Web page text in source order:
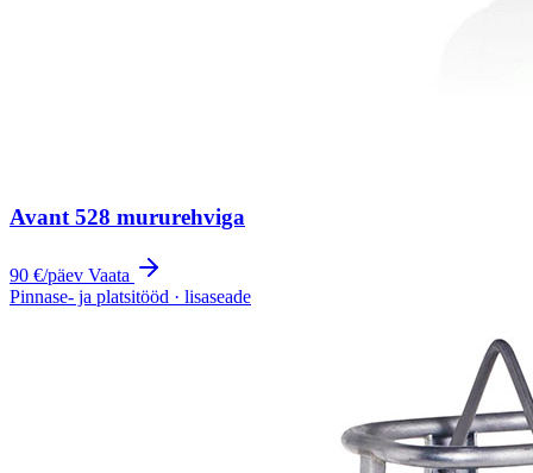
Avant 528 mururehviga
90 €/päev Vaata
Pinnase- ja platsitööd · lisaseade